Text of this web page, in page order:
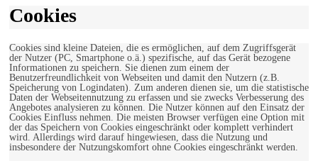
Cookies
Cookies sind kleine Dateien, die es ermöglichen, auf dem Zugriffsgerät
der Nutzer (PC, Smartphone o.ä.) spezifische, auf das Gerät bezogene
Informationen zu speichern. Sie dienen zum einem der
Benutzerfreundlichkeit von Webseiten und damit den Nutzern (z.B.
Speicherung von Logindaten). Zum anderen dienen sie, um die statistische
Daten der Webseitennutzung zu erfassen und sie zwecks Verbesserung des
Angebotes analysieren zu können. Die Nutzer können auf den Einsatz der
Cookies Einfluss nehmen. Die meisten Browser verfügen eine Option mit
der das Speichern von Cookies eingeschränkt oder komplett verhindert
wird. Allerdings wird darauf hingewiesen, dass die Nutzung und
insbesondere der Nutzungskomfort ohne Cookies eingeschränkt werden.